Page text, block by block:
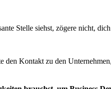
Stelle siehst, zögere nicht,
den Kontakt zu den